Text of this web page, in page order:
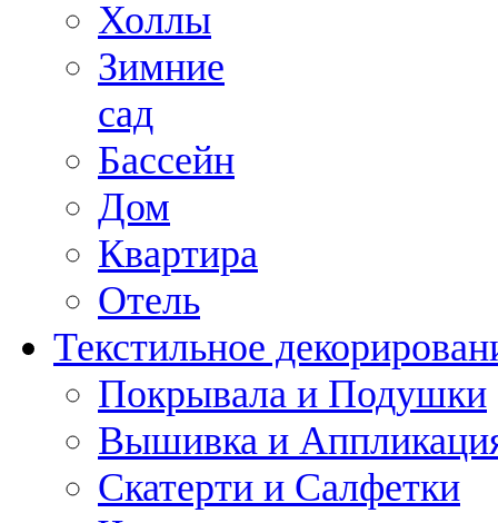
Холлы
Зимние
сад
Бассейн
Дом
Квартира
Отель
Текстильное
Покрывала и Подушки
Вышивка и
Скатерти и Салфетки